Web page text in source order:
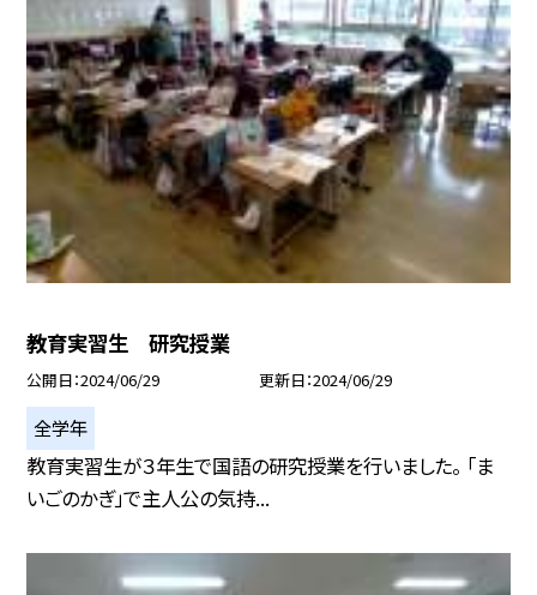
教育実習生 研究授業
公開日 2024/06/29 更新日 2024/06/29
全学年
教育実習生が３年生で国語の研究授業を行いました。 「ま
いごのかぎ」で主人公の気持...